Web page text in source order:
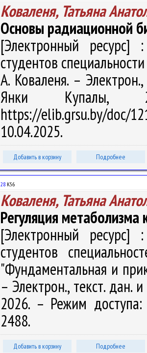
Коваленя, Татьяна
Основы радиационной
[Электронный ресурс]
студентов
А. Коваленя. –
Янки Купалы,
https://elib.grsu.by/doc/
10.04.2025.
Добавить в корзину Подробнее
28 К56
Коваленя, Татьяна
Регуляция метаболизма
[Электронный ресурс]
студентов
"Фундаментальная и
– Электрон., текст. дан.
2026. – Режим
2488.
Добавить в корзину Подробнее